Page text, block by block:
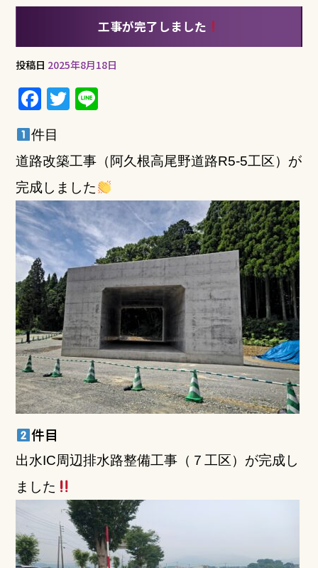
工事が完了しました
投稿日 2025年8月18日
F
a
c
e
b
o
o
k
T
te
r
件目
道路改築工事（阿久根高尾野道路R5-5工区） が
完成しました
件目
出水IC周辺排水路整備工事（７工区）が完成し
ました